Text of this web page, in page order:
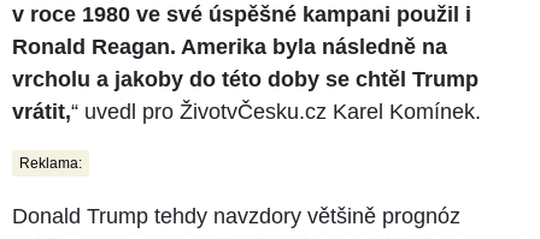
v roce 1980 ve své úspěšné kampani použil i
Ronald Reagan. Amerika byla následně na
vrcholu a jakoby do této doby se chtěl Trump
vrátit,“ uvedl pro ŽivotvČesku.cz Karel Komínek.
Reklama:
Donald Trump tehdy navzdory většině prognóz